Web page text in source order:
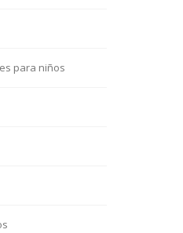
para niños